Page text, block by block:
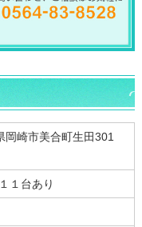
岡崎市美合町生田301
１台あり